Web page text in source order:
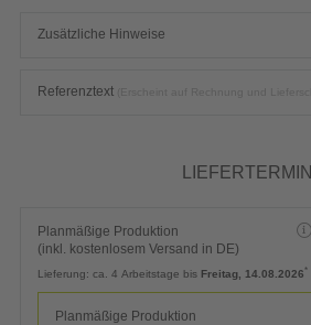
Zusätzliche Hinweise
Referenztext
LIEFERTERMIN
Planmäßige Produktion
(inkl. kostenlosem Versand in DE)
Lieferung: ca. 4 Arbeitstage bis Freitag, 14.08.2026*
Planmäßige Produktion